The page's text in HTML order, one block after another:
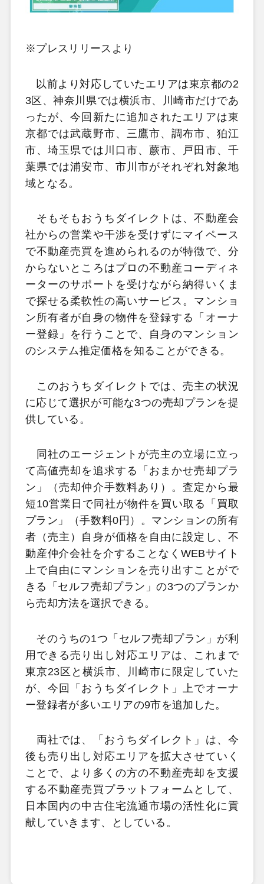
※プレスリリースより
以前より対応していたエリアは東京都の2
3区、神奈川県では横浜市、川崎市だけであ
ったが、今回新たに追加されたエリアは東
京都では武蔵野市、三鷹市、調布市、狛江
市、埼玉県では川口市、蕨市、戸田市、千
葉県では浦安市、市川市がそれぞれ対象地
域となる。
そもそもおうちダイレクトは、不動産会
社からの営業や干渉を受けずにマイペース
で不動産売買を進められるのが特徴で、分
からないところはプロの不動産コーディネ
ーターのサポートを受けながら納得いくま
で探せる柔軟性の高いサービス。マンショ
ン所有者が自身の物件を登録する「オーナ
ー登録」を行うことで、自身のマンション
のシステム推定価格を知ることができる。
このおうちダイレクトでは、売主の状況
に応じて選択が可能な3つの売却プランを提
供している。
同社のエージェントが売主の立場に立っ
て高値売却を追求する「おまかせ売却プラ
ン」（売却仲介手数料あり）。査定から最
短10営業日で同社が物件を買い取る「買取
プラン」（手数料0円）。マンションの所有
者（売主）自身が価格を自由に設定し、不
動産仲介会社を介することなくWEBサイト
上で自由にマンションを売り出すことがで
きる「セルフ売却プラン」の3つのプランか
ら売却方法を選択できる。
そのうちの1つ「セルフ売却プラン」が利
用できる売り出し対応エリアは、これまで
東京23区と横浜市、川崎市に限定していた
が、今回「おうちダイレクト」上でオーナ
ー登録者が多いエリアの9市を追加した。
両社では、「おうちダイレクト」は、今
後も売り出し対応エリアを拡大させていく
ことで、より多くの方の不動産売却を支援
する不動産売買プラットフォームとして、
日本国内の中古住宅流通市場の活性化に貢
献していきます、としている。